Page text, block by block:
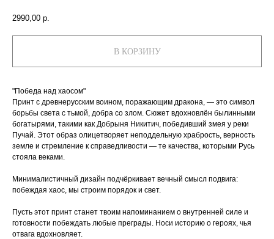
2990,00 р.
В КОРЗИНУ
"Победа над хаосом"
Принт с древнерусским воином, поражающим дракона, — это символ
борьбы света с тьмой, добра со злом. Сюжет вдохновлён былинными
богатырями, такими как Добрыня Никитич, победивший змея у реки
Пучай. Этот образ олицетворяет неподдельную храбрость, верность
земле и стремление к справедливости — те качества, которыми Русь
стояла веками.
Минималистичный дизайн подчёркивает вечный смысл подвига:
побеждая хаос, мы строим порядок и свет.
Пусть этот принт станет твоим напоминанием о внутренней силе и
готовности побеждать любые преграды. Носи историю о героях, чья
отвага вдохновляет.